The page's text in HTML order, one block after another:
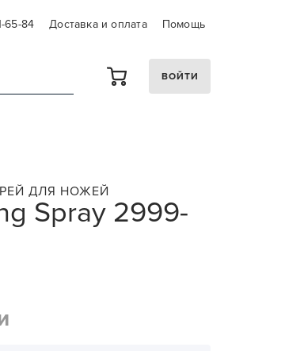
65-84 Доставка и оплата Помощь
ВОЙТИ
Spray 2999-
ДЛЯ НОЖЕЙ